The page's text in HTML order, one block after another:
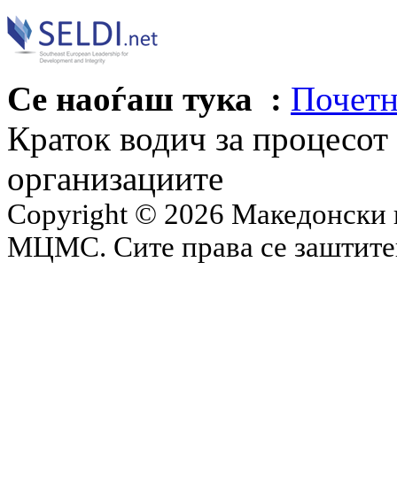
Се наоѓаш тука :
Краток водич за
организациите
Copyright © 2026 Македонски
МЦМС. Сите права се